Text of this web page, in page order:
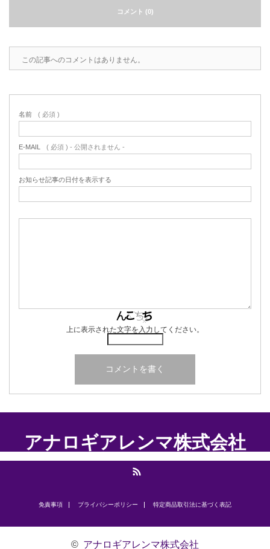
コメント (0)
この記事へのコメントはありません。
名前 ( 必須 )
E-MAIL ( 必須 ) - 公開されません -
お知らせ記事の日付を表示する
上に表示された文字を入力してください。
アナロギアレンマ株式会社
免責事項 プライバシーポリシー ​特定商品取引法に基づく表記
© アナロギアレンマ株式会社